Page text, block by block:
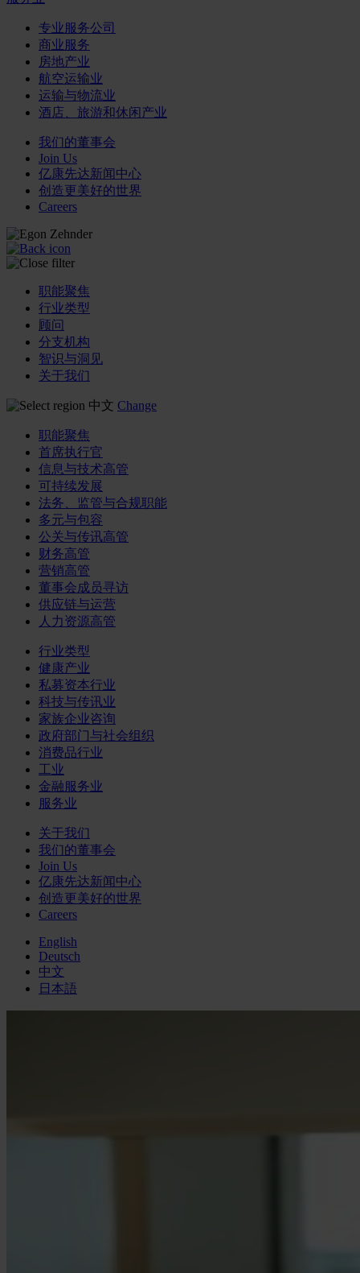
专业服务公司
商业服务
房地产业
航空运输业
运输与物流业
酒店、旅游和休闲产业
我们的董事会
Join Us
亿康先达新闻中心
创造更美好的世界
Careers
职能聚焦
行业类型
顾问
分支机构
智识与洞见
关于我们
中文 Change
职能聚焦
首席执行官
信息与技术高管
可持续发展
法务、监管与合规职能
多元与包容
公关与传讯高管
财务高管
营销高管
董事会成员寻访
供应链与运营
人力资源高管
行业类型
健康产业
私募资本行业
科技与传讯业
家族企业咨询
政府部门与社会组织
消费品行业
工业
金融服务业
服务业
关于我们
我们的董事会
Join Us
亿康先达新闻中心
创造更美好的世界
Careers
English
Deutsch
中文
日本語